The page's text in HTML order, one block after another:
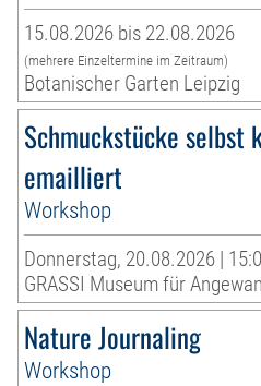
15.08.2026 bis 22.08.2026
(mehrere Einzeltermine im Zeitraum)
Botanischer Garten Leipzig
Schmuckstücke selbst
emailliert
Workshop
Donnerstag, 20.08.2026 |
GRASSI Museum für
Nature Journaling
Workshop